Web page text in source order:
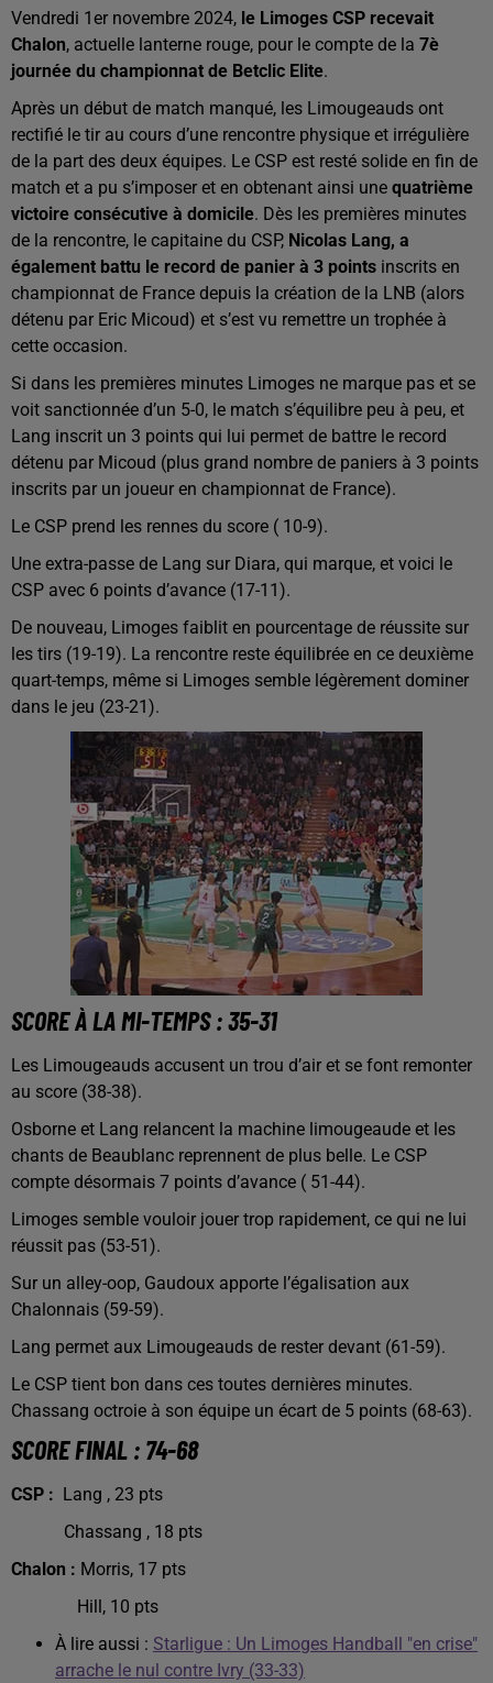
Vendredi 1er novembre 2024, le Limoges CSP recevait
Chalon, actuelle lanterne rouge, pour le compte de la 7è
journée du championnat de Betclic Elite.
Après un début de match manqué, les Limougeauds ont
rectifié le tir au cours d’une rencontre physique et irrégulière
de la part des deux équipes. Le CSP est resté solide en fin de
match et a pu s’imposer et en obtenant ainsi une quatrième
victoire consécutive à domicile. Dès les premières minutes
de la rencontre, le capitaine du CSP, Nicolas Lang, a
également battu le record de panier à 3 points inscrits en
championnat de France depuis la création de la LNB (alors
détenu par Eric Micoud) et s’est vu remettre un trophée à
cette occasion.
Si dans les premières minutes Limoges ne marque pas et se
voit sanctionnée d’un 5-0, le match s’équilibre peu à peu, et
Lang inscrit un 3 points qui lui permet de battre le record
détenu par Micoud (plus grand nombre de paniers à 3 points
inscrits par un joueur en championnat de France).
Le CSP prend les rennes du score ( 10-9).
Une extra-passe de Lang sur Diara, qui marque, et voici le
CSP avec 6 points d’avance (17-11).
De nouveau, Limoges faiblit en pourcentage de réussite sur
les tirs (19-19). La rencontre reste équilibrée en ce deuxième
quart-temps, même si Limoges semble légèrement dominer
dans le jeu (23-21).
SCORE À LA MI-TEMPS : 35-31
Les Limougeauds accusent un trou d’air et se font remonter
au score (38-38).
Osborne et Lang relancent la machine limougeaude et les
chants de Beaublanc reprennent de plus belle. Le CSP
compte désormais 7 points d’avance ( 51-44).
Limoges semble vouloir jouer trop rapidement, ce qui ne lui
réussit pas (53-51).
Sur un alley-oop, Gaudoux apporte l’égalisation aux
Chalonnais (59-59).
Lang permet aux Limougeauds de rester devant (61-59).
Le CSP tient bon dans ces toutes dernières minutes.
Chassang octroie à son équipe un écart de 5 points (68-63).
SCORE FINAL : 74-68
CSP : Lang , 23 pts
Chassang , 18 pts
Chalon : Morris, 17 pts
Hill, 10 pts
À lire aussi : Starligue : Un Limoges Handball "en crise"
arrache le nul contre Ivry (33-33)